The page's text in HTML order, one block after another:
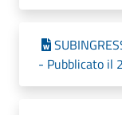
- Pubblicato il